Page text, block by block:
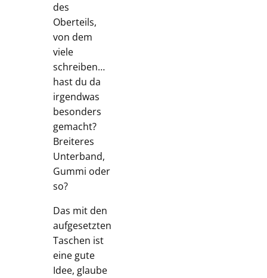
des
Oberteils,
von dem
viele
schreiben…
hast du da
irgendwas
besonders
gemacht?
Breiteres
Unterband,
Gummi oder
so?
Das mit den
aufgesetzten
Taschen ist
eine gute
Idee, glaube